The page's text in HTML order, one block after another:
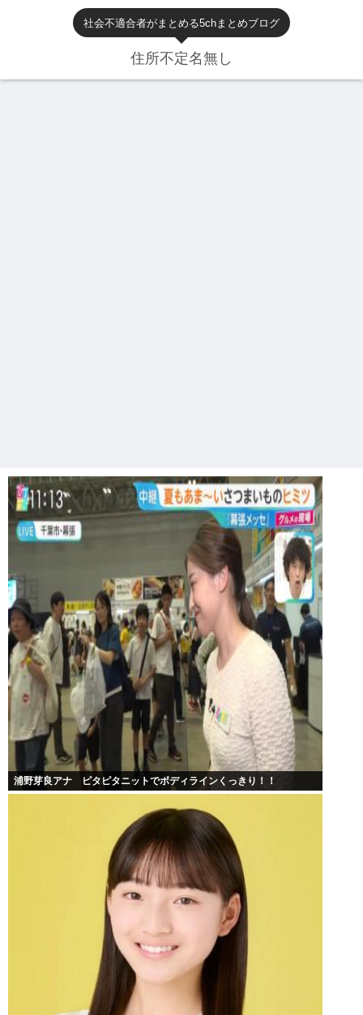
社会不適合者がまとめる5chまとめブログ
住所不定名無し
浦野芽良アナ ピタピタニットでボディラインくっきり！！